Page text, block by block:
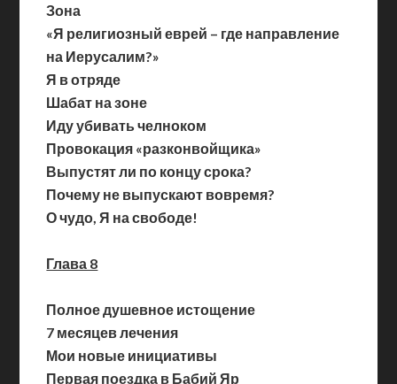
Зона
«Я религиозный еврей – где направление
на Иерусалим?»
Я в отряде
Шабат на зоне
Иду убивать челноком
Провокация «разконвойщика»
Выпустят ли по концу срока?
Почему не выпускают вовремя?
О чудо, Я на свободе!
Глава 8
Полное душевное истощение
7 месяцев лечения
Мои новые инициативы
Первая поездка в Бабий Яр